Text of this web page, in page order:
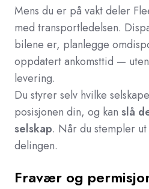
Mens du er på vakt deler
med transportledelsen.
bilene er, planlegge
oppdatert ankomsttid —
levering.
Du styrer selv hvilke
posisjonen din, og kan slå
selskap. Når du stempler
delingen.
Fravær og